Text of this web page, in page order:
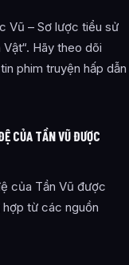
Vũ – Sơ lược tiểu sử
Hãy theo dõi
phim truyện hấp dẫn
CỦA TẦN VŨ ĐƯỢC
của Tần Vũ được
từ các nguồn